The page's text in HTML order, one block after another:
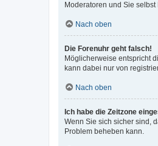
Moderatoren und Sie
Nach oben
Die Forenuhr geht falsch!
Möglicherweise entspricht
kann dabei nur von
Nach oben
Ich habe die Zeitzone
Wenn Sie sich sicher sind,
Problem beheben kann.